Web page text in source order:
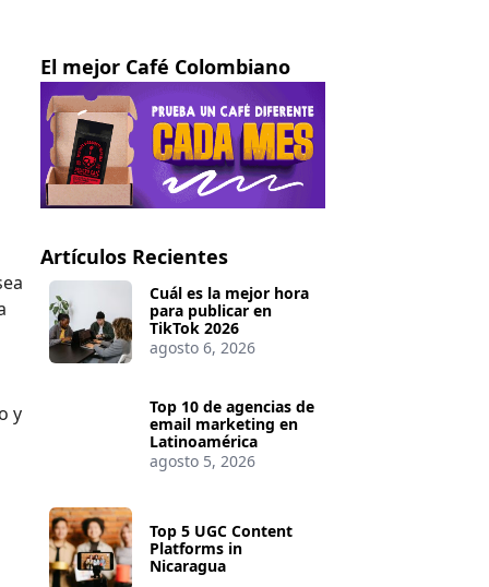
y
El mejor Café Colombiano
Artículos Recientes
Cuál es la mejor hora
para publicar en
TikTok 2026
agosto 6, 2026
Top 10 de agencias de
email marketing en
Latinoamérica
agosto 5, 2026
Top 5 UGC Content
Platforms in
Nicaragua